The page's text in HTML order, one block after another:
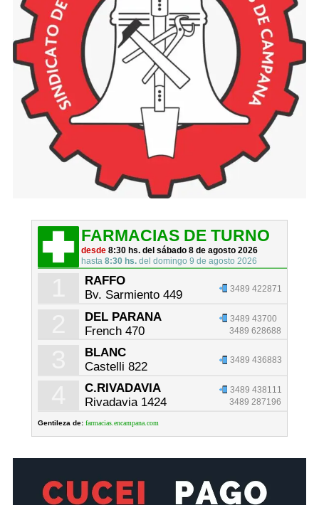
FARMACIAS DE TURNO
desde8:30 hs. del sábado 8 de agosto 2026
hasta8:30 hs. del domingo 9 de agosto 2026
RAFFO
Bv. Sarmiento 449
3489 422871
DEL PARANA
French 470
3489 43700
3489 628688
BLANC
Castelli 822
3489 436883
C.RIVADAVIA
Rivadavia 1424
3489 438111
3489 287196
Gentileza de: farmacias.encampana.com